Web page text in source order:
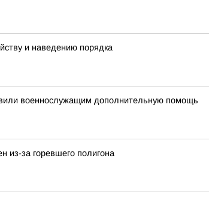
и наведению порядка
военнослужащим дополнительную помощь
из-за горевшего полигона